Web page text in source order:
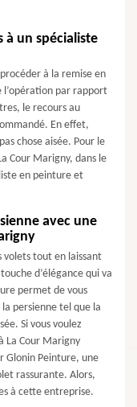
à un spécialiste
à la remise en
l’opération par rapport
le recours au
En effet,
chose aisée. Pour le
Cour Marigny, dans le
en peinture et
avec une
volets tout en laissant
d’élégance qui va
permet de vous
persienne tel que la
Si vous voulez
La Cour Marigny
Glonin Peinture, une
rassurante. Alors,
à cette entreprise.